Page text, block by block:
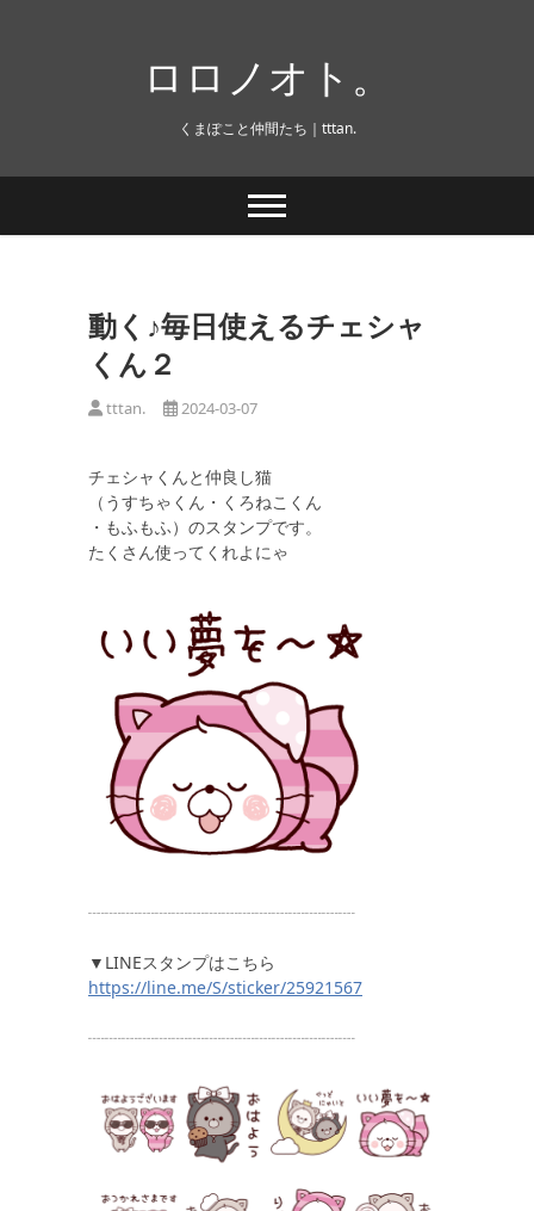
ロロノオト。
くまぽこと仲間たち｜tttan.
動く♪毎日使えるチェシャ
くん２
tttan. 2024-03-07
チェシャくんと仲良し猫
（うすちゃくん・くろねこくん
・もふもふ）のスタンプです。
たくさん使ってくれよにゃ
┈┈┈┈┈┈┈┈┈┈┈┈┈┈┈┈
▼LINEスタンプはこちら
https://line.me/S/sticker/25921567
┈┈┈┈┈┈┈┈┈┈┈┈┈┈┈┈